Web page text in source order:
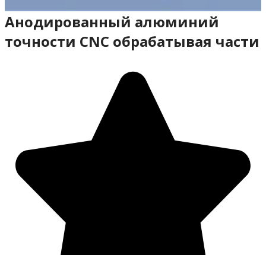
Анодированный алюминий
точности CNC обрабатывая части